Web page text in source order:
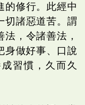
的修行。此經中
切諸惡道苦。謂
，令諸善法，
做好事、口說
習慣，久而久